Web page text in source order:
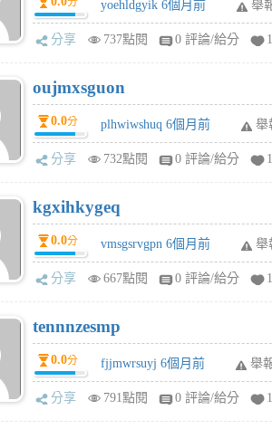
yoehldgyik 6個月前 舉
分享 737點閱 0 評論/給分 1
oujmxsguon
0.0分 plhwiwshuq 6個月前 舉
分享 732點閱 0 評論/給分 1
kgxihkygeq
0.0分 vmsgsrvgpn 6個月前 舉
分享 667點閱 0 評論/給分 1
tennnzesmp
0.0分 fjjmwrsuyj 6個月前 舉
分享 791點閱 0 評論/給分 1